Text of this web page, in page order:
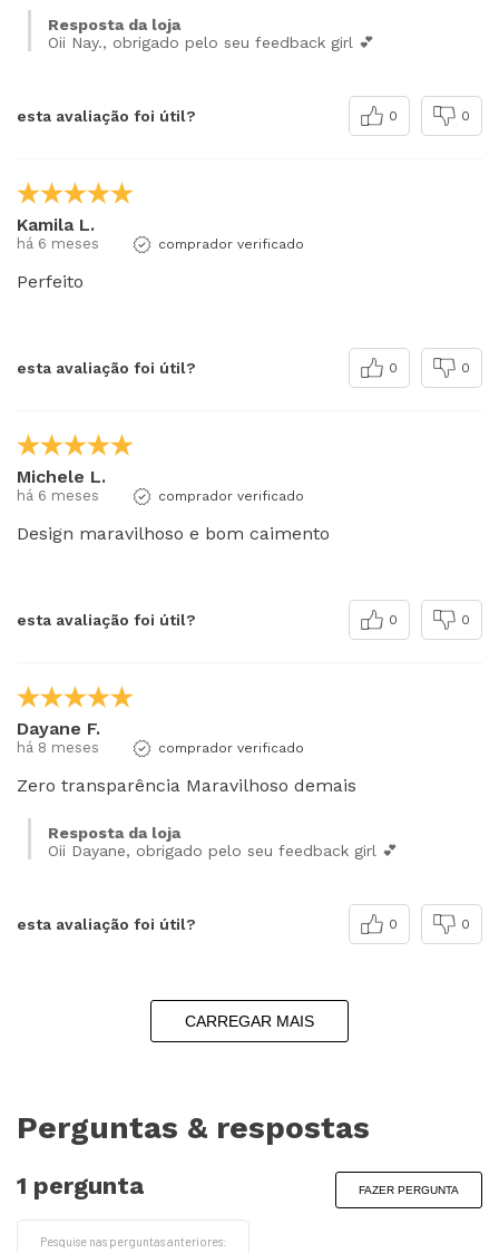
Resposta da loja
Oii Nay., obrigado pelo seu feedback girl 💕
esta avaliação foi útil? 0 0
Kamila L.
há 6 meses comprador verificado
Perfeito
esta avaliação foi útil? 0 0
Michele L.
há 6 meses comprador verificado
Design maravilhoso e bom caimento
esta avaliação foi útil? 0 0
Dayane F.
há 8 meses comprador verificado
Zero transparência Maravilhoso demais
Resposta da loja
Oii Dayane, obrigado pelo seu feedback girl 💕
esta avaliação foi útil? 0 0
CARREGAR MAIS
Perguntas & respostas
1 pergunta FAZER PERGUNTA